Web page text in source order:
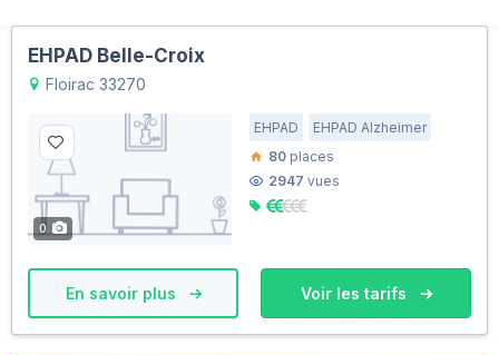
EHPAD Belle-Croix
Floirac 33270
0
EHPAD
EHPAD Alzheimer
80 places
2947 vues
En savoir plus Voir les tarifs